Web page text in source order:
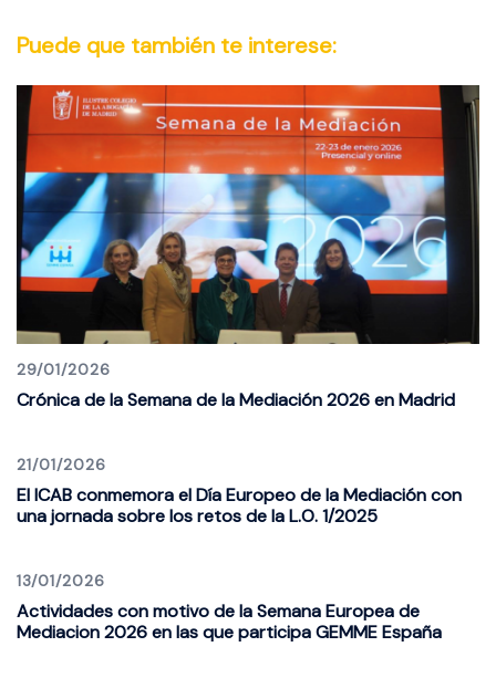
Puede que también te interese:
29/01/2026
Crónica de la Semana de la Mediación 2026 en Madrid
21/01/2026
El ICAB conmemora el Día Europeo de la Mediación con
una jornada sobre los retos de la L.O. 1/2025
13/01/2026
Actividades con motivo de la Semana Europea de
Mediacion 2026 en las que participa GEMME España